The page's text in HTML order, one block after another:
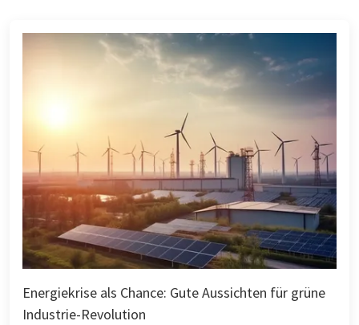
Energiekrise als Chance: Gute Aussichten für grüne
Industrie-Revolution